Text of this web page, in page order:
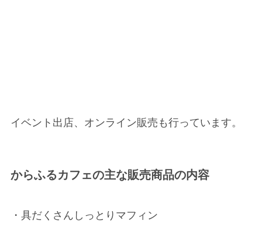
イベント出店、オンライン販売も行っています。
からふるカフェの主な販売商品の内容
・具だくさんしっとりマフィン